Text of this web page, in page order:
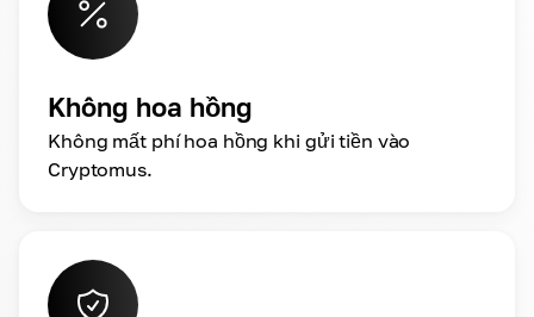
Không hoa hồng
Không mất phí hoa hồng khi gửi tiền vào
Cryptomus.